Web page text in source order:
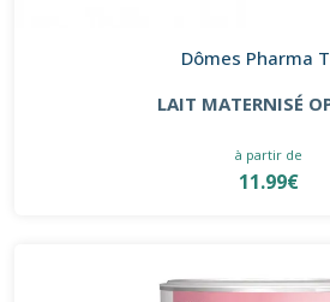
Dômes Pharma
LAIT MATERNISÉ
à partir de
11.99€